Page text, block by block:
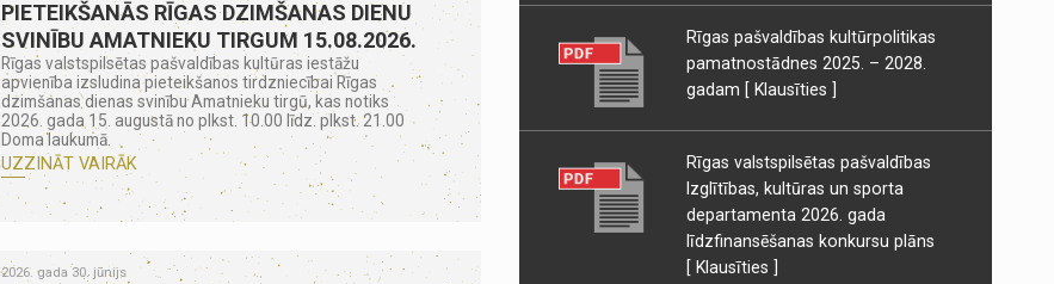
PIETEIKŠANĀS RĪGAS DZIMŠANAS DIENU
SVINĪBU AMATNIEKU TIRGUM 15.08.2026.
Rīgas valstspilsētas pašvaldības kultūras iestāžu
apvienība izsludina pieteikšanos tirdzniecībai Rīgas
dzimšanas dienas svinību Amatnieku tirgū, kas notiks
2026. gada 15. augustā no plkst. 10.00 līdz. plkst. 21.00
Doma laukumā.
UZZINĀT VAIRĀK
2026. gada 30. jūnijs
Rīgas pašvaldības kultūrpolitikas
pamatnostādnes 2025. – 2028.
gadam [ Klausīties ]
Rīgas valstspilsētas pašvaldības
Izglītības, kultūras un sporta
departamenta 2026. gada
līdzfinansēšanas konkursu plāns
[ Klausīties ]